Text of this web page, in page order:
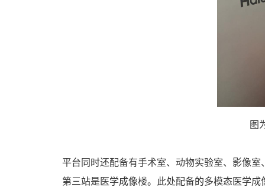
图
平台同时还配备有手术室、动物实验室、影像
第三站是医学成像楼。此处配备的多模态医学